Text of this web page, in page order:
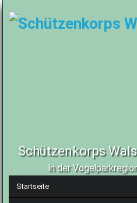
Schützenkorps
In der
Startseite